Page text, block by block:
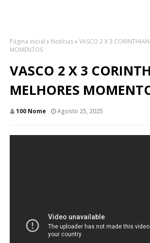
Página inicial Notícias
VASCO 2 X 3
MOMENTOS
VASCO 2 X 3
MELHORES
100 Nome Agosto 25, 2025